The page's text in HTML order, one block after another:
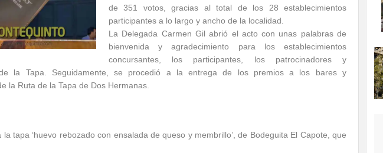
de 351 votos, gracias al total de los 28 establecimientos
participantes a lo largo y ancho de la localidad.
La Delegada Carmen Gil abrió el acto con unas palabras de
bienvenida y agradecimiento para los establecimientos
concursantes, los participantes, los patrocinadores y
la Tapa. Seguidamente, se procedió a la entrega de los premios a los bares y
la Ruta de la Tapa de Dos Hermanas.
tapa ‘huevo rebozado con ensalada de queso y membrillo’, de Bodeguita El Capote, que